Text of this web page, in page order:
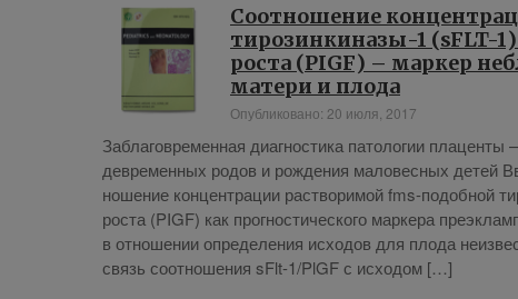
Соотношение
тирозинкиназы-1 (sFLT-
роста (PIGF) – маркер
матери и плода
Опубликовано: 20 июля, 2017
За­бла­говре­мен­ная ди­а­гно­сти­ка па­то­ло­гии
девре­мен­ных ро­дов и рож­де­ния ма­ло­вес­ных детей
но­ше­ние кон­цен­тра­ции рас­тво­ри­мой fms-по­доб­ной
ро­ста (PIGF) как про­гно­сти­че­ско­го мар­ке­ра
в от­но­ше­нии опре­де­ле­ния ис­хо­дов для пло­да
связь со­от­но­ше­ния sFlt-1/PlGF с ис­хо­дом […]